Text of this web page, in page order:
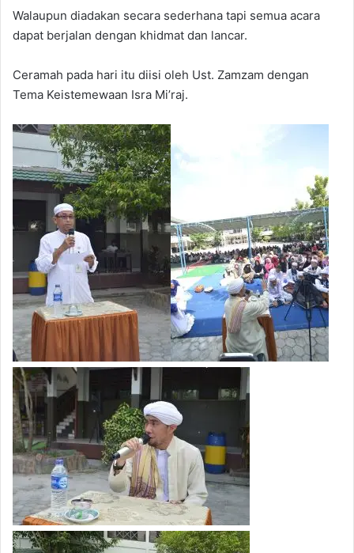
Walaupun diadakan secara sederhana tapi semua acara
dapat berjalan dengan khidmat dan lancar.
Ceramah pada hari itu diisi oleh Ust. Zamzam dengan
Tema Keistemewaan Isra Mi’raj.